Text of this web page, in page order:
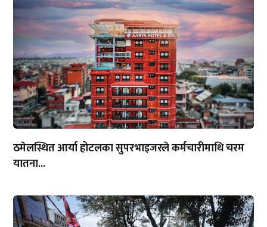
ठमेलस्थित आर्या होटलका सुपरभाइजरले कर्मचारीमाथि चरम
यातना...